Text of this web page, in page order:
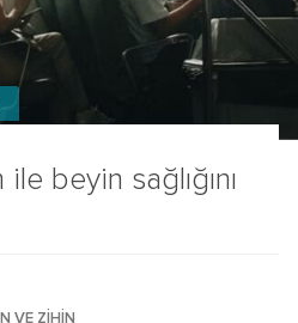
beyin sağlığını
VE ZIHIN